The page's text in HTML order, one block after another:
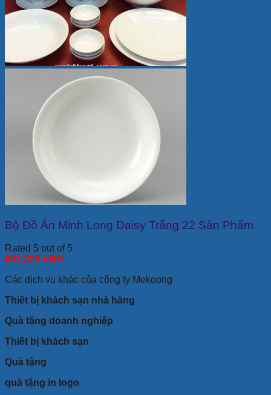
Bộ Đồ Ăn Minh Long Daisy Trắng 22 Sản Phẩm
Rated 5 out of 5
841,320 VNĐ
Các dịch vụ khác của công ty Mekoong
Thiết bị khách sạn nhà hàng
Quà tặng doanh nghiệp
Thiết bị khách sạn
Quà tặng
quà tặng in logo